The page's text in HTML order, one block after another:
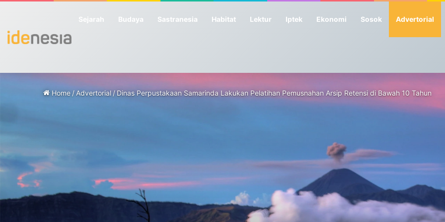
Sejarah Budaya Sastranesia Habitat Lektur Iptek Ekonomi Sosok Advertorial
Home / Advertorial /Dinas Perpustakaan Samarinda Lakukan Pelatihan Pemusnahan Arsip Retensi di Bawah 10 Tahun